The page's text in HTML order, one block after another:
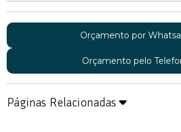
Orçamento por
Orçamento pelo
Páginas Relacionadas